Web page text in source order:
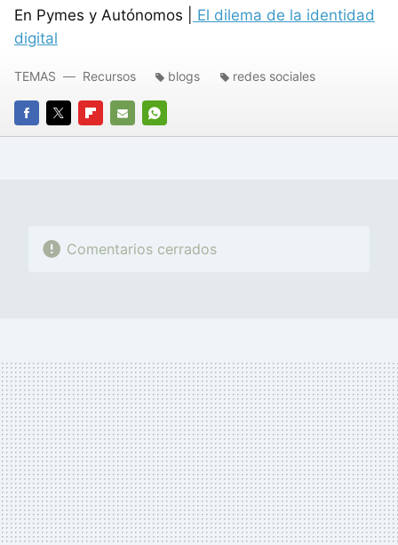
En Pymes y Autónomos |
El dilema de la identidad
digital
FACEBOOK
TWITTERFLIPBOARD
E-
WHATSAPP
TEMAS Recursos blogs redes sociales
Comentarios cerrados